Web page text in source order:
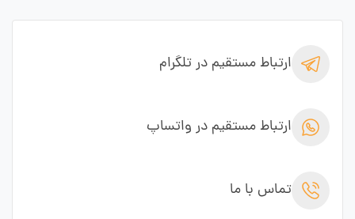
ارتباط مستقیم در تلگرام
ارتباط مستقیم در واتساپ
تماس با ما